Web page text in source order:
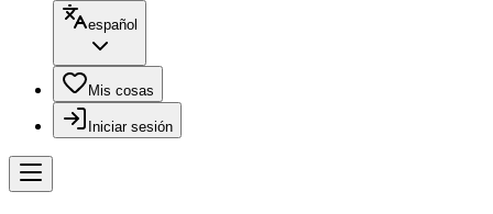
español
Mis cosas
Iniciar sesión